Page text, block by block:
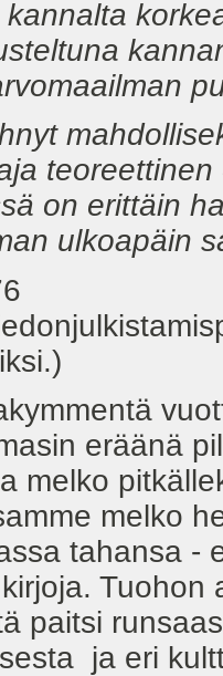
on erittäin
ulkoapäin
eräänä
melko
melko
tahansa -
paitsi
ja eri